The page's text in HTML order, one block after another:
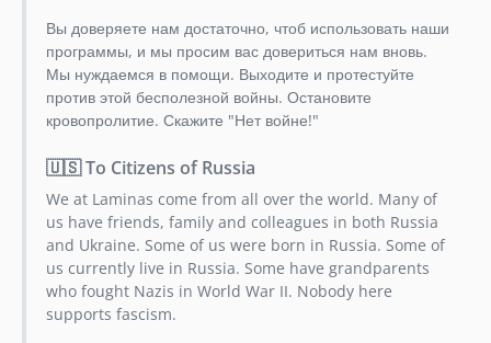
Вы доверяете нам достаточно, чтоб использовать наши
программы, и мы просим вас довериться нам вновь.
Мы нуждаемся в помощи. Выходите и протестуйте
против этой бесполезной войны. Остановите
кровопролитие. Скажите "Нет войне!"
🇺🇸 To Citizens of Russia
We at Laminas come from all over the world. Many of
us have friends, family and colleagues in both Russia
and Ukraine. Some of us were born in Russia. Some of
us currently live in Russia. Some have grandparents
who fought Nazis in World War II. Nobody here
supports fascism.